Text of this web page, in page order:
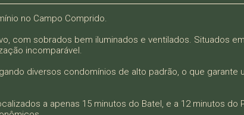
no Campo Comprido.
com sobrados bem iluminados e ventilados. Situados
incomparável.
diversos condomínios de alto padrão, o que garante
a apenas 15 minutos do Batel, e a 12 minutos do